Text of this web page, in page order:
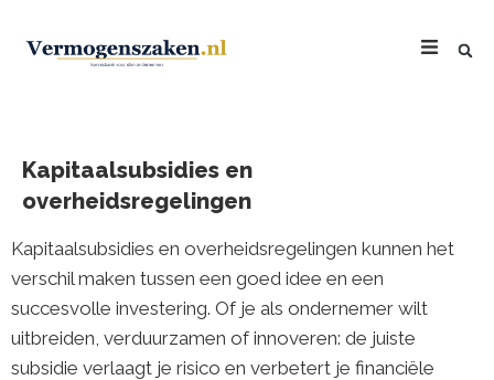
Kapitaalsubsidies en
overheidsregelingen
Kapitaalsubsidies en overheidsregelingen kunnen het
verschil maken tussen een goed idee en een
succesvolle investering. Of je als ondernemer wilt
uitbreiden, verduurzamen of innoveren: de juiste
subsidie verlaagt je risico en verbetert je financiële